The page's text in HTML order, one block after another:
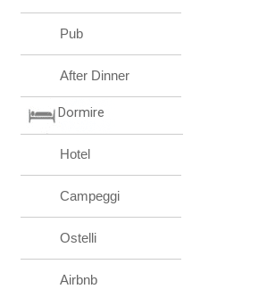
Pub
After Dinner
Dormire
Hotel
Campeggi
Ostelli
Airbnb